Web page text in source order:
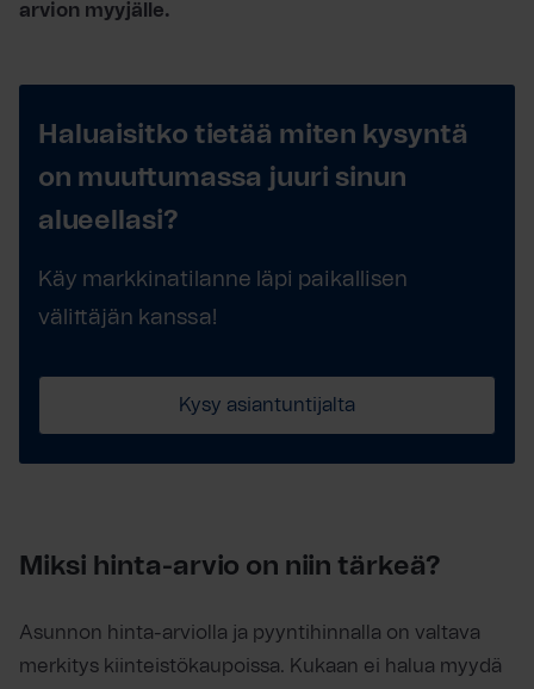
arvion myyjälle.
Haluaisitko tietää miten kysyntä
on muuttumassa juuri sinun
alueellasi?
Käy markkinatilanne läpi paikallisen
välittäjän kanssa!
Kysy asiantuntijalta
Miksi hinta-arvio on niin tärkeä?
Asunnon hinta-arviolla ja pyyntihinnalla on valtava
merkitys kiinteistökaupoissa. Kukaan ei halua myydä